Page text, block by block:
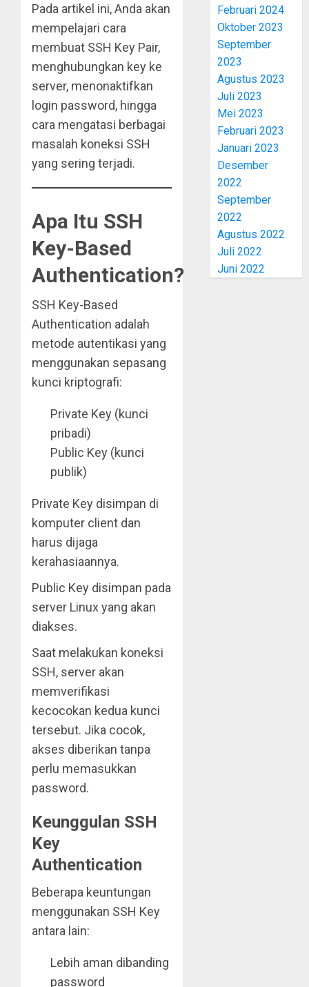
Pada artikel ini, Anda akan
mempelajari cara
membuat SSH Key Pair,
menghubungkan key ke
server, menonaktifkan
login password, hingga
cara mengatasi berbagai
masalah koneksi SSH
yang sering terjadi.
Apa Itu SSH
Key-Based
Authentication?
SSH Key-Based
Authentication adalah
metode autentikasi yang
menggunakan sepasang
kunci kriptografi:
Private Key (kunci
pribadi)
Public Key (kunci
publik)
Private Key disimpan di
komputer client dan
harus dijaga
kerahasiaannya.
Public Key disimpan pada
server Linux yang akan
diakses.
Saat melakukan koneksi
SSH, server akan
memverifikasi
kecocokan kedua kunci
tersebut. Jika cocok,
akses diberikan tanpa
perlu memasukkan
password.
Keunggulan SSH
Key
Authentication
Beberapa keuntungan
menggunakan SSH Key
antara lain:
Lebih aman dibanding
password
Februari 2024
Oktober 2023
September
2023
Agustus 2023
Juli 2023
Mei 2023
Februari 2023
Januari 2023
Desember
2022
September
2022
Agustus 2022
Juli 2022
Juni 2022